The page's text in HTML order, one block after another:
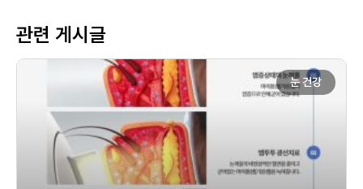
관련 게시글
눈 건강